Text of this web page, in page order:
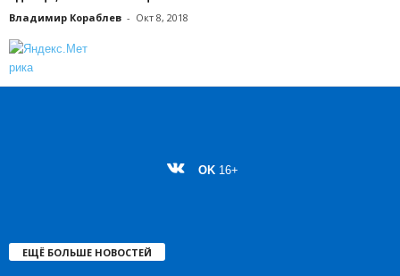
Владимир Кораблев - Окт 8, 2018
OK 16+
ЕЩЁ БОЛЬШЕ НОВОСТЕЙ